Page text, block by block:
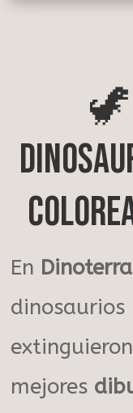
🦖
En Dinoterra
dinosaurios
mejores